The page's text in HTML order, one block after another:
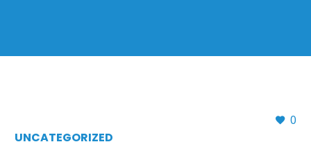
0
UNCATEGORIZED